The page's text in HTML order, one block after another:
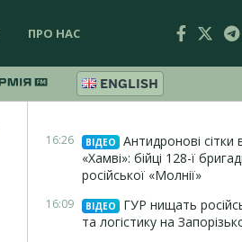
ПРО НАС
ENGLISH
16:26 ВІДЕО
Антидронові сітки
«Хамві»: бійці 128-ї
російської «Молнії»
16:09 ВІДЕО
ГУР нищать
та логістику на